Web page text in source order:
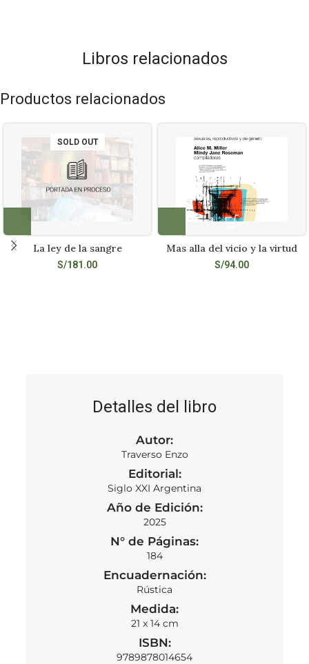
Libros relacionados
Productos relacionados
SOLD OUT
La ley de la sangre
S/181.00
Mas alla del vicio y la virtud
S/94.00
Detalles del libro
Autor:
Traverso Enzo
Editorial:
Siglo XXI Argentina
Año de Edición:
2025
N° de Páginas:
184
Encuadernación:
Rústica
Medida:
21 x 14 cm
ISBN:
9789878014654